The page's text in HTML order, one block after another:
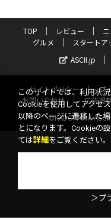
TOP レビュー
グルメ
スタートア
ASCII.jp
サイトポリシー プ
お問い合わせ
広告掲
©KADOKAWA
このサイトでは、利用状
Cookieを使用してアクセ
以降のページに遷移した
とになります。Cookieの
ては詳細 をご覧ください。
＞プ